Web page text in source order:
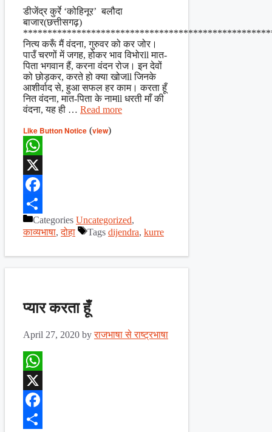
Share
डीजेंद्र कुर्रे ‘कोहिनूर’ बलौदा
बाजार(छत्तीसगढ़)
नित्य करूँ मैं वंदना, गुरुवर को कर जोर।
पाउँ चरणों में जगह, होकर भाव विभोरll मात-
पिता भगवान हैं, करना वंदन रोज। इन देवों
को छोड़कर, करते हो क्या खोजll जिनके
आशीर्वाद से, हुआ सफल हर काम। करता हूँ
नित वंदना, मात-पिता के नामll धरती माँ की
वंदना, यह ही … Read more
Like Button Notice (view)
WhatsApp
X
Facebook
ShareCategories Uncategorized,
काव्यभाषा,दोहा Tags dijendra, kurre
प्यार करता हूँ
April 27, 2020 byराजभाषा से राष्ट्रभाषा
WhatsApp
X
Facebook